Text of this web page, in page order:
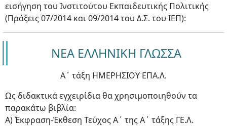
εισήγηση του Ινστιτούτου Εκπαιδευτικής Πολιτικής
(Πράξεις 07/2014 και 09/2014 του Δ.Σ. του ΙΕΠ):
ΝΕΑ ΕΛΛΗΝΙΚΗ ΓΛΩΣΣΑ
Α΄ τάξη ΗΜΕΡΗΣΙΟΥ ΕΠΑ.Λ.
Ως διδακτικά εγχειρίδια θα χρησιμοποιηθούν τα
παρακάτω βιβλία:
Α) Έκφραση-Έκθεση Τεύχος Α΄ της Α΄ τάξης ΓΕ.Λ.